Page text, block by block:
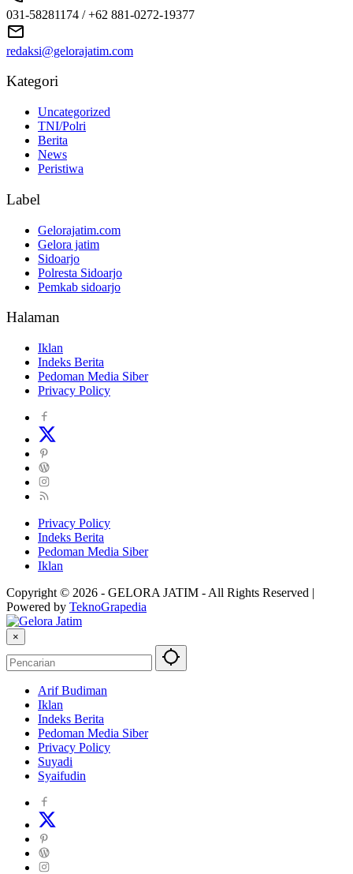
031-58281174 / +62 881-0272-19377
redaksi@gelorajatim.com
Kategori
Uncategorized
TNI/Polri
Berita
News
Peristiwa
Label
Gelorajatim.com
Gelora jatim
Sidoarjo
Polresta Sidoarjo
Pemkab sidoarjo
Halaman
Iklan
Indeks Berita
Pedoman Media Siber
Privacy Policy
Privacy Policy
Indeks Berita
Pedoman Media Siber
Iklan
Copyright © 2026 - GELORA JATIM - All Rights Reserved |
Powered by TeknoGrapedia
×
Arif Budiman
Iklan
Indeks Berita
Pedoman Media Siber
Privacy Policy
Suyadi
Syaifudin